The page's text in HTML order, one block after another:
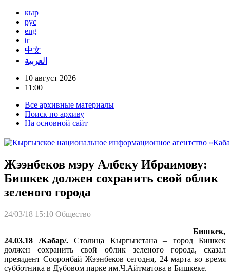
кыр
рус
eng
tr
中文
العربية
10 август 2026
11:00
Все архивные материалы
Поиск по архиву
На основной сайт
Жээнбеков мэру Албеку Ибраимову:
Бишкек должен сохранить свой облик
зеленого города
24/03/18 15:10 Общество
Бишкек,
24.03.18 /Кабар/.Столица Кыргызстана – город Бишкек
должен сохранить свой облик зеленого города, сказал
президент Сооронбай Жээнбеков сегодня, 24 марта во время
субботника в Дубовом парке им.Ч.Айтматова в Бишкеке.